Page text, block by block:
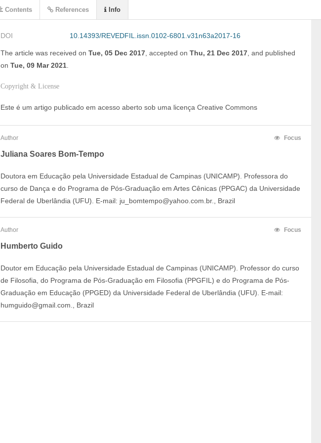
DOI 10.14393/REVEDFIL.issn.0102-6801.v31n63a2017-16
The article was received on Tue, 05 Dec 2017 accepted on Thu, 21 Dec 2017 and published
on Tue, 09 Mar 2021
Copyright & License
Este é um artigo publicado em acesso aberto sob uma licença Creative Commons
Author Focus
Juliana Soares Bom-Tempo
Doutora em Educação pela Universidade Estadual de Campinas (UNICAMP). Professora do
curso de Dança e do Programa de Pós-Graduação em Artes Cênicas (PPGAC) da Universidade
Federal de Uberlândia (UFU). E-mail: ju_bomtempo@yahoo.com.br., Brazil
Author Focus
Humberto Guido
Doutor em Educação pela Universidade Estadual de Campinas (UNICAMP). Professor do curso
de Filosofia, do Programa de Pós-Graduação em Filosofia (PPGFIL) e do Programa de Pós-
Graduação em Educação (PPGED) da Universidade Federal de Uberlândia (UFU). E-mail:
humguido@gmail.com., Brazil
Contents References Info